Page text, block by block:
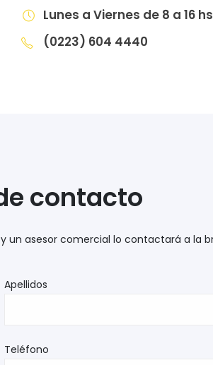
Lunes a Viernes de 8 a 16
(0223) 604 4440
contacto
asesor comercial lo contactará a la
Apellidos
Teléfono